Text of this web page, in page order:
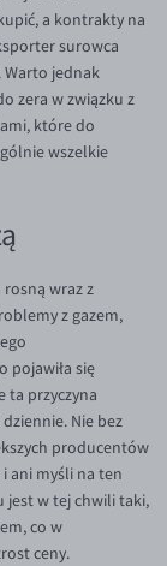
a kontrakty na
surowca
Warto jednak
zera w związku z
które do
wszelkie
wraz z
z gazem,
pojawiła się
ta przyczyna
Nie bez
producentów
i ani myśli na ten
jest w tej chwili taki,
co w
ceny.